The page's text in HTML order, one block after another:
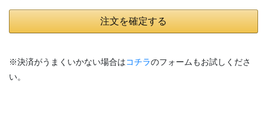
注文を確定する
※決済がうまくいかない場合はコチラのフォームもお試しくださ
い。